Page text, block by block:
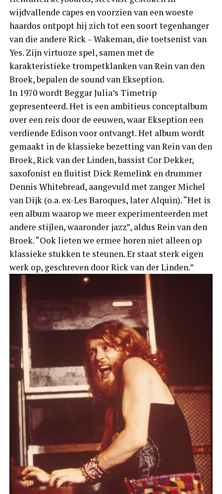
wijdvallende capes en voorzien van een woeste
haardos ontpopt hij zich tot een soort tegenhanger
van die andere Rick – Wakeman, die toetsenist van
Yes. Zijn virtuoze spel, samen met de
karakteristieke trompetklanken van Rein van den
Broek, bepalen de sound van Ekseption.
In 1970 wordt Beggar Julia’s Timetrip
gepresenteerd. Het is een ambitieus conceptalbum
over een reis door de eeuwen, waar Ekseption een
verdiende Edison voor ontvangt. Het album wordt
gemaakt in de klassieke bezetting van Rein van den
Broek, Rick van der Linden, bassist Cor Dekker,
saxofonist en fluitist Dick Remelink en drummer
Dennis Whitebread, aangevuld met zanger Michel
van Dijk (o.a. ex-Les Baroques, later Alquin). “Het is
een album waarop we meer experimenteerden met
andere stijlen, waaronder jazz”, aldus Rein van den
Broek. “Ook lieten we ermee horen niet alleen op
klassieke stukken te steunen. Er staat sterk eigen
werk op, geschreven door Rick van der Linden.”